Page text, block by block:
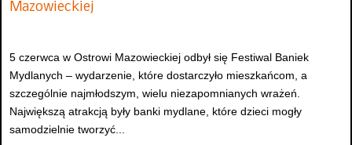
Mazowieckiej
5 czerwca w Ostrowi Mazowieckiej odbył się Festiwal Baniek
Mydlanych – wydarzenie, które dostarczyło mieszkańcom, a
szczególnie najmłodszym, wielu niezapomnianych wrażeń.
Największą atrakcją były banki mydlane, które dzieci mogły
samodzielnie tworzyć...